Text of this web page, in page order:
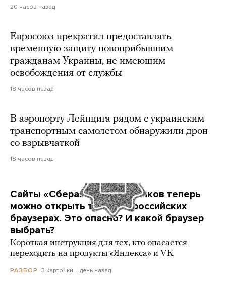
20 часов назад
Евросоюз прекратил предоставлять
временную защиту новоприбывшим
гражданам Украины, не имеющим
освобождения от службы
18 часов назад
В аэропорту Лейпцига рядом с украинским
транспортным самолетом обнаружили дрон
со взрывчаткой
18 часов назад
Сайты «Сбера» и других банков теперь
можно открыть только в российских
браузерах. Это опасно? И какой браузер
выбрать?
Короткая инструкция для тех, кто опасается
переходить на продукты «Яндекса» и VK
РАЗБОР 3 карточки день назад